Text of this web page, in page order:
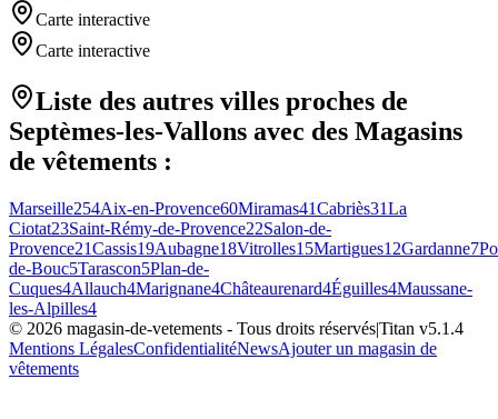
Carte interactive
Carte interactive
Liste des autres villes proches de
Septèmes-les-Vallons avec des Magasins
de vêtements :
Marseille254Aix-en-Provence60Miramas41Cabriès31La
Ciotat23Saint-Rémy-de-Provence22Salon-de-
Provence21Cassis19Aubagne18Vitrolles15Martigues12Gardanne7
de-Bouc5Tarascon5Plan-de-
Cuques4Allauch4Marignane4Châteaurenard4Éguilles4Maussane-
les-Alpilles4
© 2026 magasin-de-vetements - Tous droits réservés|Titan v5.1.4
Mentions LégalesConfidentialitéNewsAjouter un magasin de
vêtements